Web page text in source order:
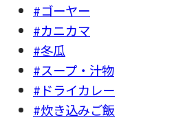
#ゴーヤー
#カニカマ
#冬瓜
#スープ・汁物
#ドライカレー
#炊き込みご飯